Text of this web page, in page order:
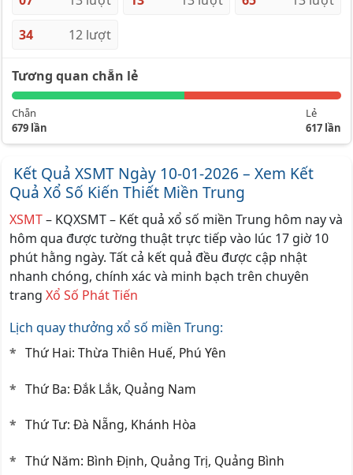
34
12 lượt
Tương quan chẵn lẻ
Chẵn
679 lần
Lẻ
617 lần
Kết Quả XSMT Ngày 10-01-2026 – Xem Kết
Quả Xổ Số Kiến Thiết Miền Trung
XSMT– KQXSMT – Kết quả xổ số miền Trung hôm nay và
hôm qua được tường thuật trực tiếp vào lúc 17 giờ 10
phút hằng ngày. Tất cả kết quả đều được cập nhật
nhanh chóng, chính xác và minh bạch trên chuyên
trang Xổ Số Phát Tiến
Lịch quay thưởng xổ số miền Trung:
Thứ Hai: Thừa Thiên Huế, Phú Yên
Thứ Ba: Đắk Lắk, Quảng Nam
Thứ Tư: Đà Nẵng, Khánh Hòa
Thứ Năm: Bình Định, Quảng Trị, Quảng Bình